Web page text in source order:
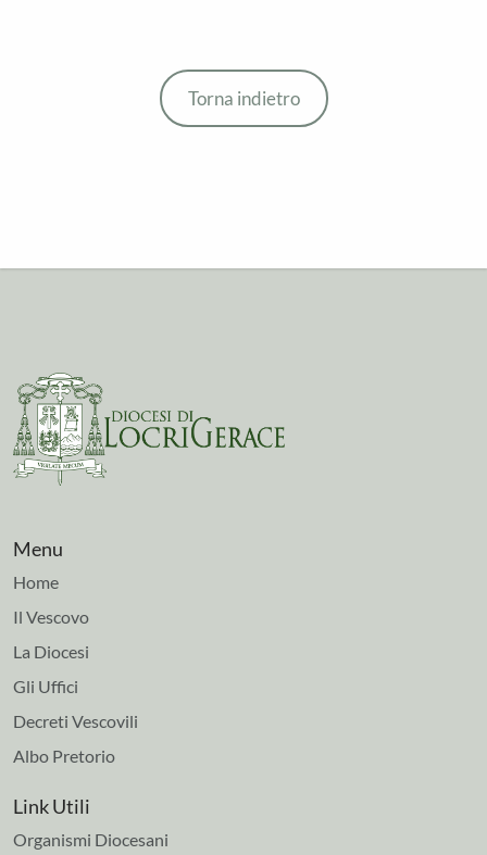
Torna indietro
Menu
Home
Il Vescovo
La Diocesi
Gli Uffici
Decreti Vescovili
Albo Pretorio
Link Utili
Organismi Diocesani